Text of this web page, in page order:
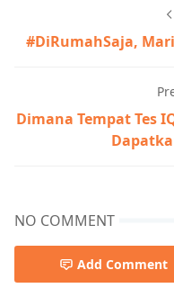
#DiRumahSaja,
Dimana Tempat Tes
NO COMMENT
Add Comment